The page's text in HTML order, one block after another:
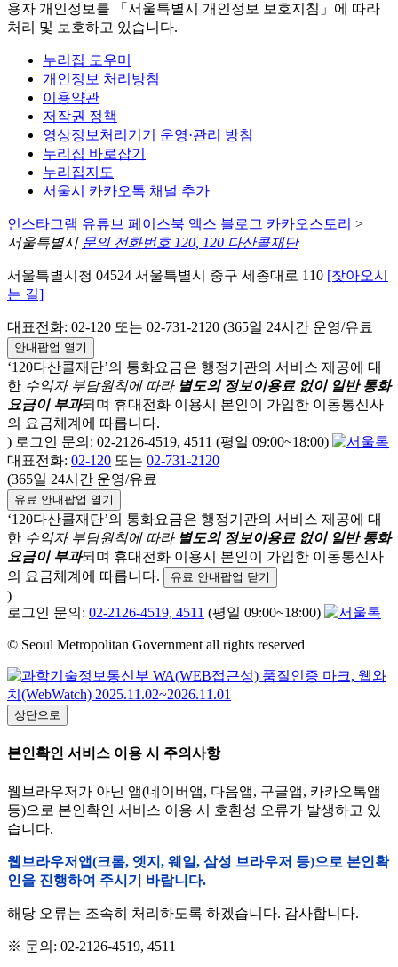
용자 개인정보를 「서울특별시 개인정보 보호지침」에 따라
처리 및 보호하고 있습니다.
누리집 도우미
개인정보 처리방침
이용약관
저작권 정책
영상정보처리기기 운영·관리 방침
누리집 바로잡기
누리집지도
서울시 카카오톡 채널 추가
인스타그램 유튜브 페이스북 엑스 블로그 카카오스토리 >
서울특별시 문의 전화번호 120, 120 다산콜재단
서울특별시청 04524 서울특별시 중구 세종대로 110 [찾아오시
는 길]
대표전화: 02-120 또는 02-731-2120 (365일 24시간 운영/유료
안내팝업 열기
‘120다산콜재단’의 통화요금은 행정기관의 서비스 제공에 대
한 수익자 부담원칙에 따라 별도의 정보이용료 없이 일반 통화
요금이 부과되며 휴대전화 이용시 본인이 가입한 이동통신사
의 요금체계에 따릅니다.
) 로그인 문의: 02-2126-4519, 4511 (평일 09:00~18:00)
대표전화: 02-120 또는 02-731-2120
(365일 24시간 운영/유료
유료 안내팝업 열기
‘120다산콜재단’의 통화요금은 행정기관의 서비스 제공에 대
한 수익자 부담원칙에 따라 별도의 정보이용료 없이 일반 통화
요금이 부과되며 휴대전화 이용시 본인이 가입한 이동통신사
의 요금체계에 따릅니다.
유료 안내팝업 닫기
)
로그인 문의: 02-2126-4519, 4511 (평일 09:00~18:00)
© Seoul Metropolitan Government all rights reserved
상단으로
본인확인 서비스 이용 시 주의사항
웹브라우저가 아닌 앱(네이버앱, 다음앱, 구글앱, 카카오톡앱
등)으로 본인확인 서비스 이용 시 호환성 오류가 발생하고 있
습니다.
웹브라우저앱(크롬, 엣지, 웨일, 삼성 브라우저 등)으로 본인확
인을 진행하여 주시기 바랍니다.
해당 오류는 조속히 처리하도록 하겠습니다. 감사합니다.
※ 문의: 02-2126-4519, 4511